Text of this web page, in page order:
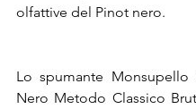
olfattive del Pinot nero.
Lo spumante Monsupello
Nero Metodo Classico